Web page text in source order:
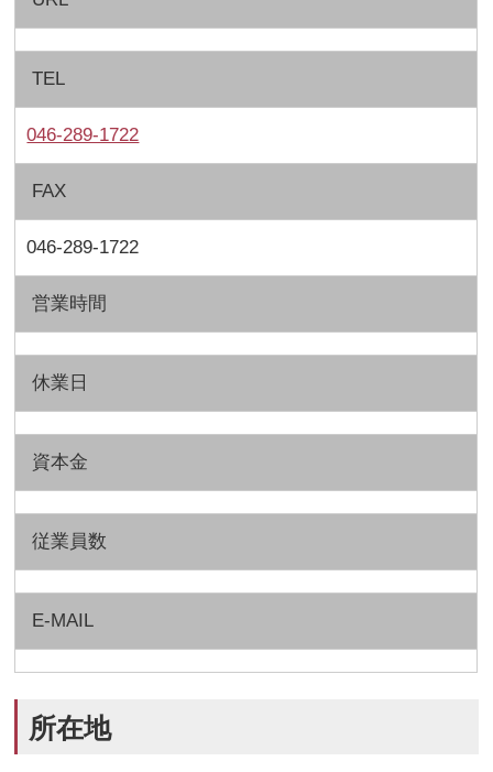
TEL
046-289-1722
FAX
046-289-1722
営業時間
休業日
資本金
従業員数
E-MAIL
所在地